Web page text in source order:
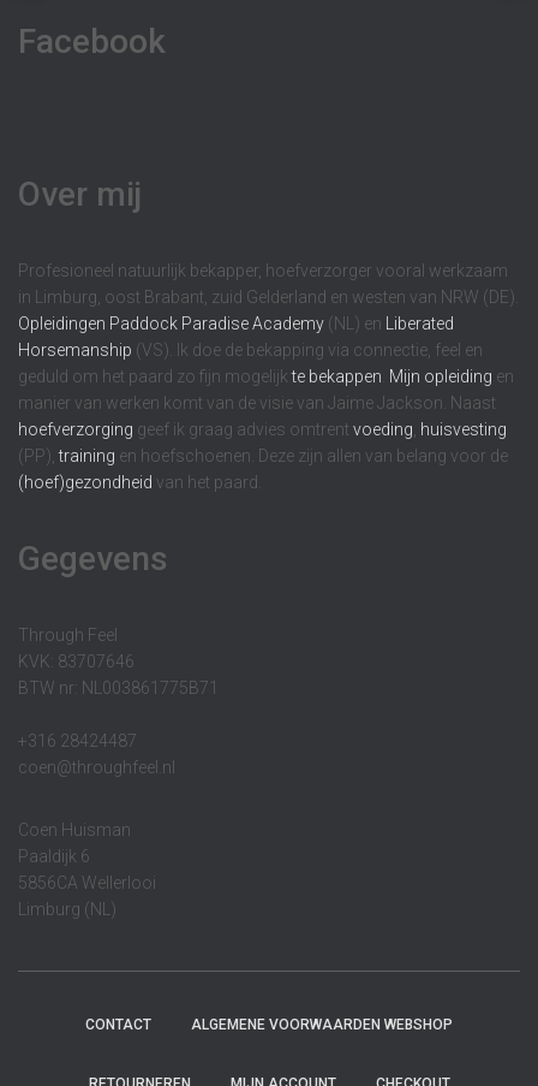
Facebook
Over mij
Profesioneel natuurlijk bekapper, hoefverzorger vooral werkzaam
in Limburg, oost Brabant, zuid Gelderland en westen van NRW (DE).
Opleidingen Paddock Paradise Academy (NL) en Liberated
Horsemanship (VS). Ik doe de bekapping via connectie, feel en
geduld om het paard zo fijn mogelijkte bekappen. Mijn opleiding en
manier van werken komt van de visie van Jaime Jackson. Naast
hoefverzorging geef ik graag advies omtrent voeding, huisvesting
(PP),training en hoefschoenen. Deze zijn allen van belang voor de
(hoef)gezondheid van het paard.
Gegevens
Through Feel
KVK: 83707646
BTW nr: NL003861775B71
+316 28424487
coen@throughfeel.nl
Coen Huisman
Paaldijk 6
5856CA Wellerlooi
Limburg (NL)
CONTACT ALGEMENE VOORWAARDEN WEBSHOP